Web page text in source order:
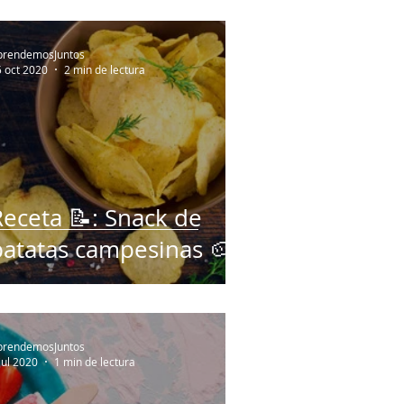
motoras Percepción
Mindfulness
saludables
aprendizaje
📝: Snack de
campesinas 🥔
oct 2020
2 min de lectura
2020
1 min de lectura